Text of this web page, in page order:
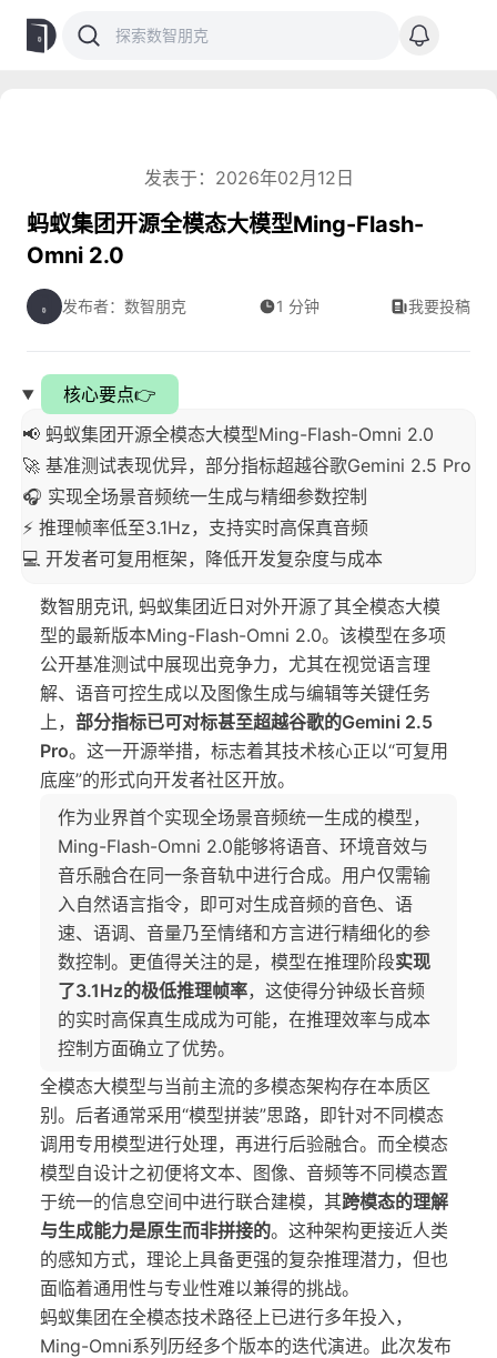
发表于：2026年02月12日
蚂蚁集团开源全模态大模型Ming-Flash-
Omni 2.0
发布者：数智朋克 1 分钟 我要投稿
核心要点👉
📢 蚂蚁集团开源全模态大模型Ming-Flash-Omni 2.0
🚀 基准测试表现优异，部分指标超越谷歌Gemini 2.5 Pro
🎧 实现全场景音频统一生成与精细参数控制
⚡ 推理帧率低至3.1Hz，支持实时高保真音频
💻 开发者可复用框架，降低开发复杂度与成本
数智朋克讯, 蚂蚁集团近日对外开源了其全模态大模
型的最新版本Ming-Flash-Omni 2.0。该模型在多项
公开基准测试中展现出竞争力，尤其在视觉语言理
解、语音可控生成以及图像生成与编辑等关键任务
上， 部分指标已可对标甚至超越谷歌的Gemini 2.5
Pro。这一开源举措，标志着其技术核心正以“可复用
底座”的形式向开发者社区开放。
作为业界首个实现全场景音频统一生成的模型，
Ming-Flash-Omni 2.0能够将语音、环境音效与
音乐融合在同一条音轨中进行合成。用户仅需输
入自然语言指令，即可对生成音频的音色、语
速、语调、音量乃至情绪和方言进行精细化的参
数控制。更值得关注的是，模型在推理阶段实现
了3.1Hz的极低推理帧率，这使得分钟级长音频
的实时高保真生成成为可能，在推理效率与成本
控制方面确立了优势。
全模态大模型与当前主流的多模态架构存在本质区
别。后者通常采用“模型拼装”思路，即针对不同模态
调用专用模型进行处理，再进行后验融合。而全模态
模型自设计之初便将文本、图像、音频等不同模态置
于统一的信息空间中进行联合建模，其跨模态的理解
与生成能力是原生而非拼接的。这种架构更接近人类
的感知方式，理论上具备更强的复杂推理潜力，但也
面临着通用性与专业性难以兼得的挑战。
蚂蚁集团在全模态技术路径上已进行多年投入，
Ming-Omni系列历经多个版本的迭代演进。此次发布